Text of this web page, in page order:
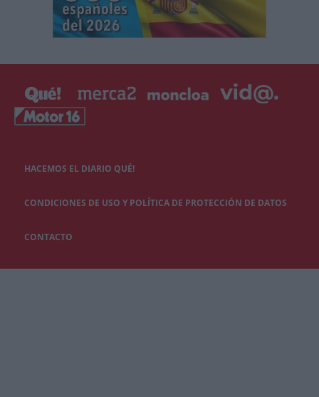
HACEMOS EL DIARIO QUÉ!
CONDICIONES DE USO Y POLÍTICA DE PROTECCIÓN DE DATOS
CONTACTO